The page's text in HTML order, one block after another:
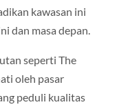
kawasan ini
dan masa depan.
seperti The
oleh pasar
peduli kualitas